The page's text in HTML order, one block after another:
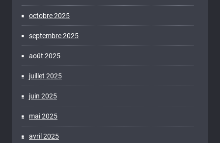
octobre 2025
septembre 2025
août 2025
juillet 2025
juin 2025
mai 2025
avril 2025